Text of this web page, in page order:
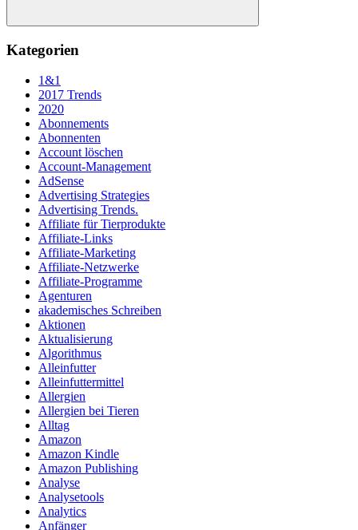
Suchen
Kategorien
1&1
2017 Trends
2020
Abonnements
Abonnenten
Account löschen
Account-Management
AdSense
Advertising Strategies
Advertising Trends.
Affiliate für Tierprodukte
Affiliate-Links
Affiliate-Marketing
Affiliate-Netzwerke
Affiliate-Programme
Agenturen
akademisches Schreiben
Aktionen
Aktualisierung
Algorithmus
Alleinfutter
Alleinfuttermittel
Allergien
Allergien bei Tieren
Alltag
Amazon
Amazon Kindle
Amazon Publishing
Analyse
Analysetools
Analytics
Anfänger